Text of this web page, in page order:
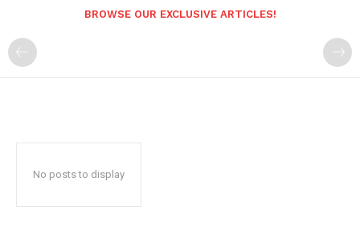
BROWSE OUR EXCLUSIVE ARTICLES!
No posts to display